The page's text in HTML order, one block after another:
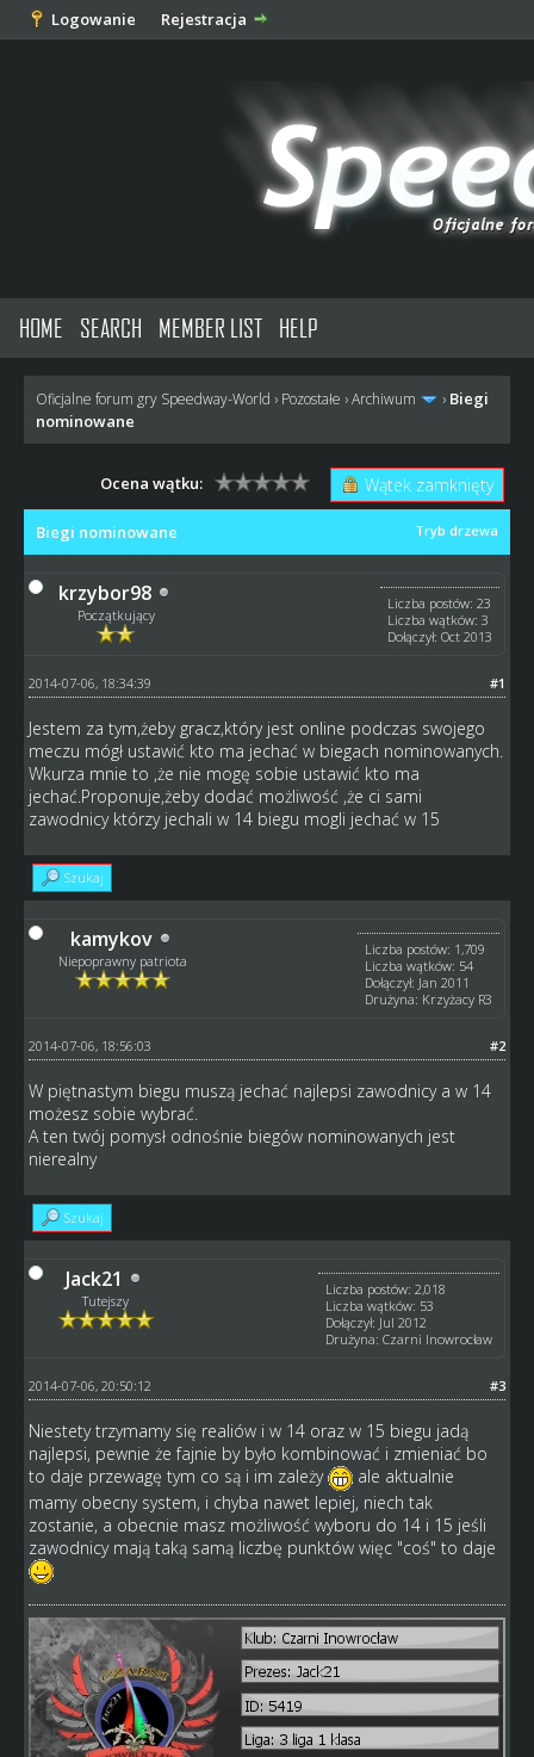
Logowanie Rejestracja
HOME SEARCH MEMBER LIST HELP
Oficjalne forum gry Speedway-World › Pozostałe ›Archiwum › Biegi
nominowane
Wątek zamknięty
Ocena wątku:
Tryb drzewa
Biegi nominowane
krzybor98
Początkujący
Liczba postów: 23
Liczba wątków: 3
Dołączył: Oct 2013
#1
2014-07-06, 18:34:39
Jestem za tym,żeby gracz,który jest online podczas swojego
meczu mógł ustawić kto ma jechać w biegach nominowanych.
Wkurza mnie to ,że nie mogę sobie ustawić kto ma
jechać.Proponuje,żeby dodać możliwość ,że ci sami
zawodnicy którzy jechali w 14 biegu mogli jechać w 15
Szukaj
kamykov
Niepoprawny patriota
Liczba postów: 1,709
Liczba wątków: 54
Dołączył: Jan 2011
Drużyna: Krzyżacy R3
#2
2014-07-06, 18:56:03
W piętnastym biegu muszą jechać najlepsi zawodnicy a w 14
możesz sobie wybrać.
A ten twój pomysł odnośnie biegów nominowanych jest
nierealny
Szukaj
Jack21
Tutejszy
Liczba postów: 2,018
Liczba wątków: 53
Dołączył: Jul 2012
Drużyna: Czarni Inowrocław
#3
2014-07-06, 20:50:12
Niestety trzymamy się realiów i w 14 oraz w 15 biegu jadą
najlepsi, pewnie że fajnie by było kombinować i zmieniać bo
to daje przewagę tym co są i im zależy
ale aktualnie
mamy obecny system, i chyba nawet lepiej, niech tak
zostanie, a obecnie masz możliwość wyboru do 14 i 15 jeśli
zawodnicy mają taką samą liczbę punktów więc "coś" to daje